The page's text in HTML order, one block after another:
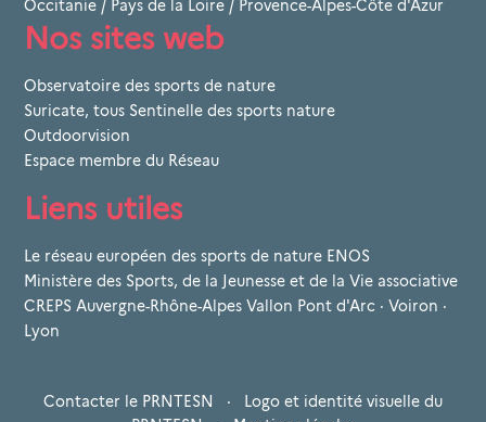
Occitanie / Pays de la Loire / Provence-Alpes-Côte d'Azur
Nos sites web
Observatoire des sports de nature
Suricate, tous Sentinelle des sports nature
Outdoorvision
Espace membre du Réseau
Liens utiles
Le réseau européen des sports de nature ENOS
Ministère des Sports, de la Jeunesse et de la Vie associative
CREPS Auvergne-Rhône-Alpes Vallon Pont d'Arc · Voiron ·
Lyon
Contacter le PRNTESN ·
Logo et identité visuelle du